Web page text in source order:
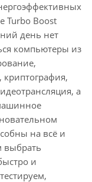
Turbo Boost
день нет
компьютеры из
а
на всё и
выбрать
и